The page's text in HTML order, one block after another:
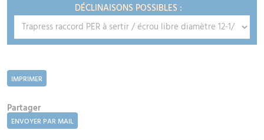
DÉCLINAISONS POSSIBLES :
IMPRIMER
Partager
ENVOYER PAR MAIL